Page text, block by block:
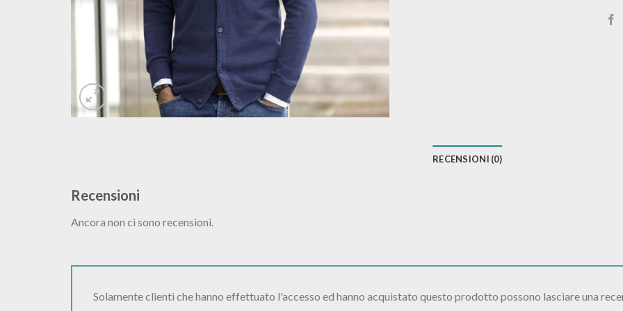
RECENSIONI (0)
Recensioni
Ancora non ci sono recensioni.
Solamente clienti che hanno effettuato l'accesso ed hanno acquistato questo prodotto possono lasciare una